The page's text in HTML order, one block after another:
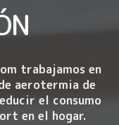
trabajamos en
aerotermia de
el consumo
en el hogar.